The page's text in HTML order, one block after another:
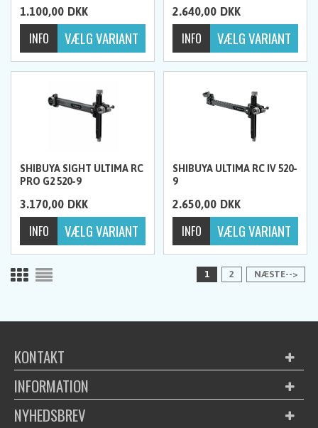
1.100,00 DKK 2.640,00 DKK
SHIBUYA SIGHT ULTIMA RC
PRO G2 520-9
3.170,00 DKK
SHIBUYA ULTIMA RC IV 520-
9
2.650,00 DKK
1 2 NÆSTE-->
KONTAKT
INFORMATION
NYHEDSBREV